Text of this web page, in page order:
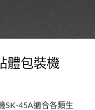
體包裝機
SK-45A適合各類生